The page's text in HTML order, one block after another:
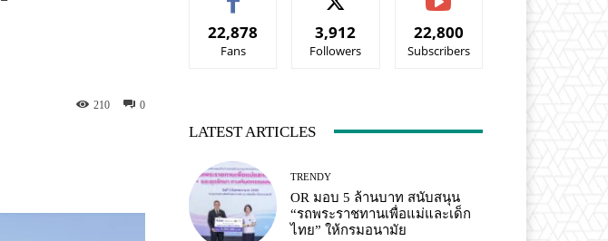
0
210
22,878
Fans
3,912
Followers
22,800
Subscribers
LATEST ARTICLES
TRENDY
OR มอบ 5 ล้านบาท สนับสนุน
“รถพระราชทานเพื่อแม่และเด็ก
ไทย” ให้กรมอนามัย